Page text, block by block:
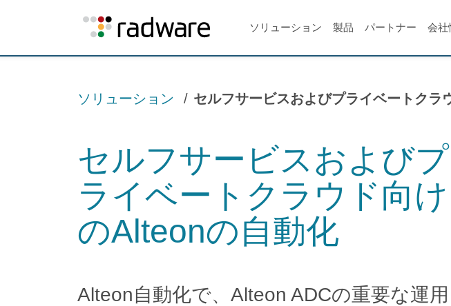
ソリューション 製品 パートナー 会社
ソリューション セルフサービスおよびプライベートクラ
セルフサービスおよびプ
ライベートクラウド向け
のAlteonの自動化
Alteon自動化で、Alteon ADCの重要な運